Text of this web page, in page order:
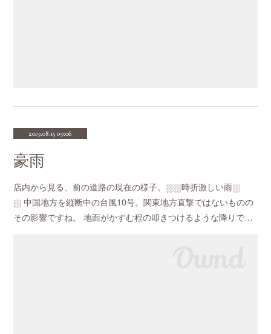
2019.08.15 09:06
豪雨
店内から見る、前の道路の現在の様子。⛆⛆時折激しい雨⛆
⛆ 中国地方を縦断中の台風10号。関東地方直撃ではないものの
その影響ですね。 地面がかすむ程の叩きつけるような降りで…